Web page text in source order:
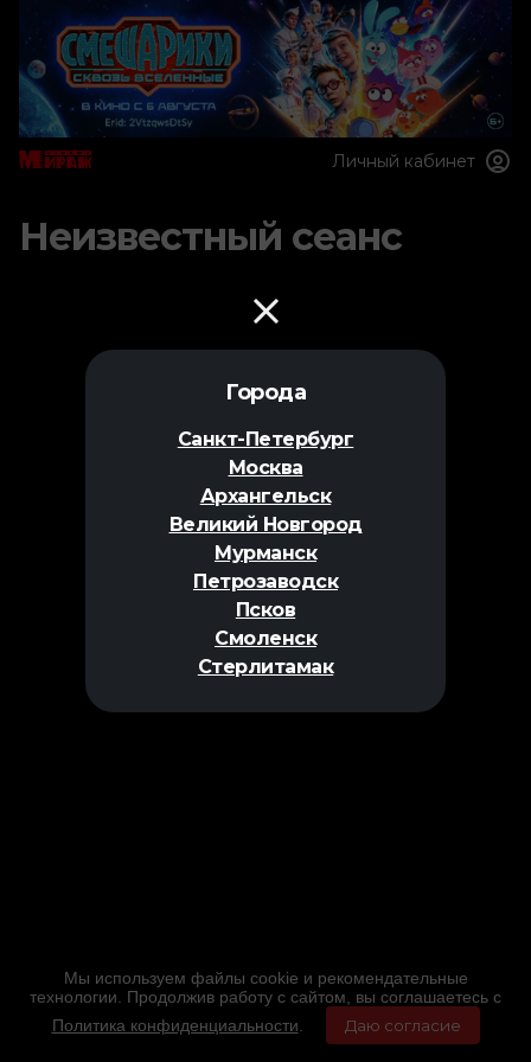
Города
Санкт-Петербург
Москва
Архангельск
Великий Новгород
Мурманск
Петрозаводск
Псков
Смоленск
Стерлитамак
Личный кабинет
Неизвестный сеанс
Мы используем файлы cookie и рекомендательные
технологии. Продолжив работу с сайтом, вы соглашаетесь с
Политика конфиденциальности
Даю согласие